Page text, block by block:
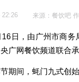
22:26 来源：餐饮吧
，由广州市商务局
广网餐饮频道联合
间，蚝门九式创始